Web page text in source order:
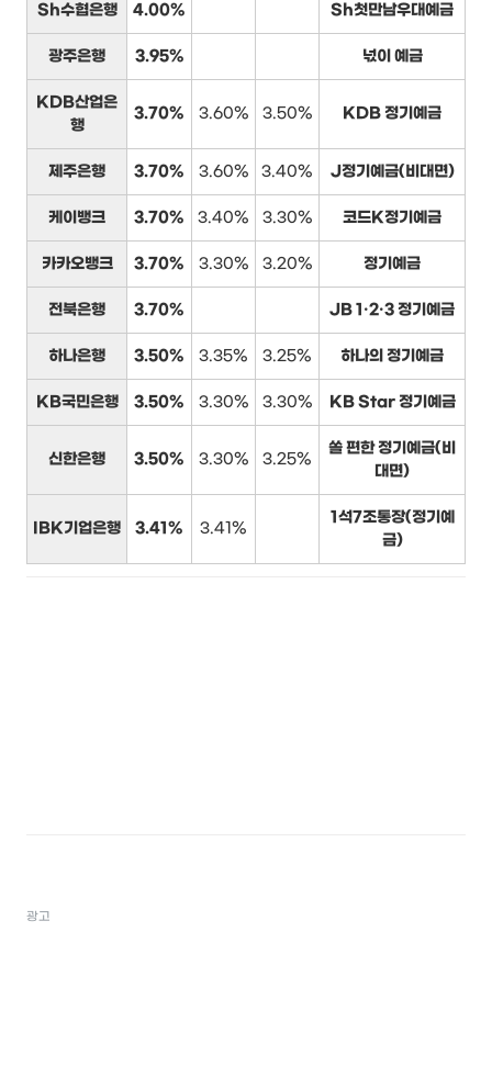
Sh수협은행 4.00% Sh첫만남우대예금
광주은행 3.95% 넋이 예금
KDB산업은
행
3.70% 3.60% 3.50% KDB 정기예금
제주은행 3.70% 3.60% 3.40% J정기예금(비대면)
케이뱅크 3.70% 3.40% 3.30% 코드K정기예금
카카오뱅크 3.70% 3.30% 3.20% 정기예금
전북은행 3.70% JB 1·2·3 정기예금
하나은행 3.50% 3.35% 3.25% 하나의 정기예금
KB국민은행 3.50% 3.30% 3.30% KB Star 정기예금
신한은행 3.50% 3.30% 3.25%
쏠 편한 정기예금(비
대면)
IBK기업은행 3.41% 3.41%
1석7조통장(정기예
금)
광고